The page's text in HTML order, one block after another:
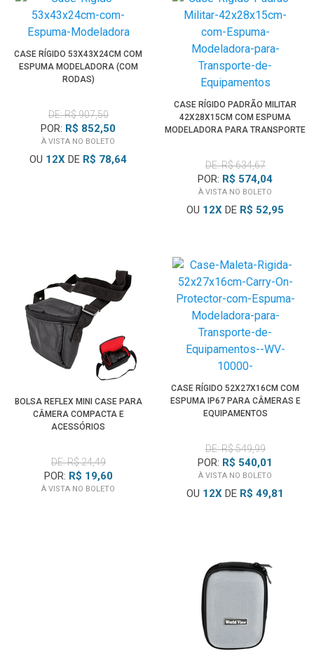
CASE RÍGIDO 53X43X24CM COM
ESPUMA MODELADORA (COM
RODAS)
DE: R$ 907,50
POR: R$ 852,50
À VISTA NO BOLETO
OU 12X DE R$ 78,64
CASE RÍGIDO PADRÃO MILITAR
42X28X15CM COM ESPUMA
MODELADORA PARA TRANSPORTE
DE: R$ 634,67
POR: R$ 574,04
À VISTA NO BOLETO
OU 12X DE R$ 52,95
BOLSA REFLEX MINI CASE PARA
CÂMERA COMPACTA E
ACESSÓRIOS
DE: R$ 24,49
POR: R$ 19,60
À VISTA NO BOLETO
CASE RÍGIDO 52X27X16CM COM
ESPUMA IP67 PARA CÂMERAS E
EQUIPAMENTOS
DE: R$ 549,99
POR: R$ 540,01
À VISTA NO BOLETO
OU 12X DE R$ 49,81